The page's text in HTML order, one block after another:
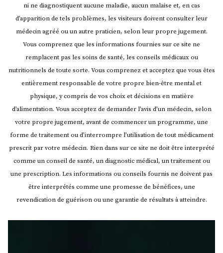
ni ne diagnostiquent aucune maladie, aucun malaise et, en cas
d’apparition de tels problèmes, les visiteurs doivent consulter leur
médecin agréé ou un autre praticien, selon leur propre jugement.
Vous comprenez que les informations fournies sur ce site ne
remplacent pas les soins de santé, les conseils médicaux ou
nutritionnels de toute sorte. Vous comprenez et acceptez que vous êtes
entièrement responsable de votre propre bien-être mental et
physique, y compris de vos choix et décisions en matière
d’alimentation. Vous acceptez de demander l’avis d’un médecin, selon
votre propre jugement, avant de commencer un programme, une
forme de traitement ou d’interrompre l’utilisation de tout médicament
prescrit par votre médecin. Rien dans sur ce site ne doit être interprété
comme un conseil de santé, un diagnostic médical, un traitement ou
une prescription. Les informations ou conseils fournis ne doivent pas
être interprétés comme une promesse de bénéfices, une
revendication de guérison ou une garantie de résultats à atteindre.